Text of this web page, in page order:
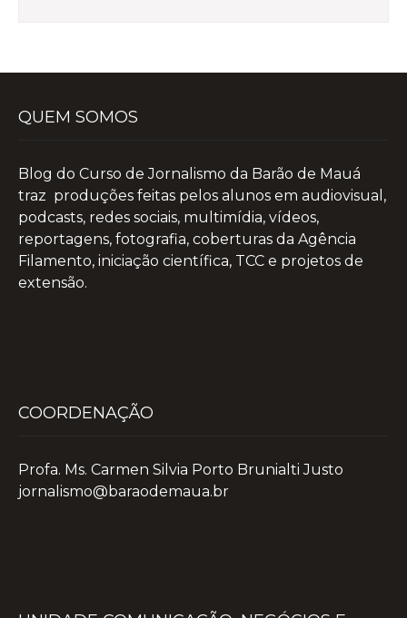
QUEM SOMOS
Blog do Curso de Jornalismo da Barão de Mauá
traz produções feitas pelos alunos em audiovisual,
podcasts, redes sociais, multimídia, vídeos,
reportagens, fotografia, coberturas da Agência
Filamento, iniciação científica, TCC e projetos de
extensão.
COORDENAÇÃO
Profa. Ms. Carmen Silvia Porto Brunialti Justo
jornalismo@baraodemaua.br